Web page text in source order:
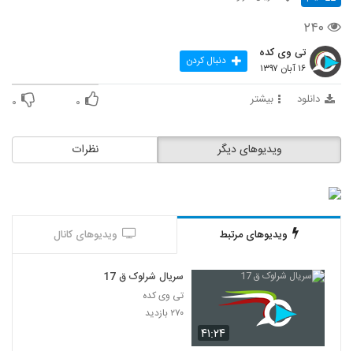
۲۴۰
تی وی کده
۱۶ آبان ۱۳۹۷ دنبال کردن
دانلود بیشتر ۰ ۰
نظرات ویدیوهای دیگر
ویدیوهای مرتبط ویدیوهای کانال
۴۱:۲۴
سریال شرلوک ق 17
تی وی کده
۲۷۰ بازدید